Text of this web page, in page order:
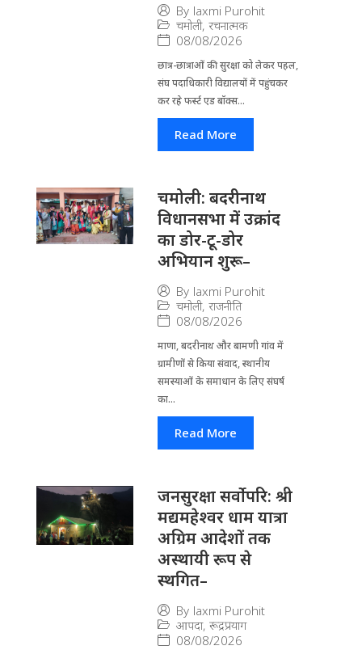
By laxmi Purohit
चमोली, रचनात्मक
08/08/2026
छात्र-छात्राओं की सुरक्षा को लेकर पहल,
संघ पदाधिकारी विद्यालयों में पहुंचकर
कर रहे फर्स्ट एड बॉक्स...
Read More
चमोली: बदरीनाथ
विधानसभा में उक्रांद
का डोर-टू-डोर
अभियान शुरू–
By laxmi Purohit
चमोली, राजनीति
08/08/2026
माणा, बदरीनाथ और बामणी गांव में
ग्रामीणों से किया संवाद, स्थानीय
समस्याओं के समाधान के लिए संघर्ष
का...
Read More
जनसुरक्षा सर्वोपरि: श्री
मद्यमहेश्वर धाम यात्रा
अग्रिम आदेशों तक
अस्थायी रूप से
स्थगित–
By laxmi Purohit
आपदा, रूद्रप्रयाग
08/08/2026